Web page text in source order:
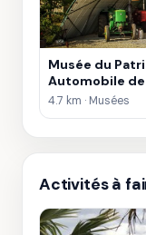
Musée du
Automobile de
4.7 km · Musées
Activités à